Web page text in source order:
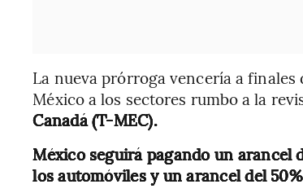
La nueva prórroga vencería a
México a los sectores rumbo a la
Canadá (T-MEC).
México seguirá pagando un arancel
los automóviles y un arancel del